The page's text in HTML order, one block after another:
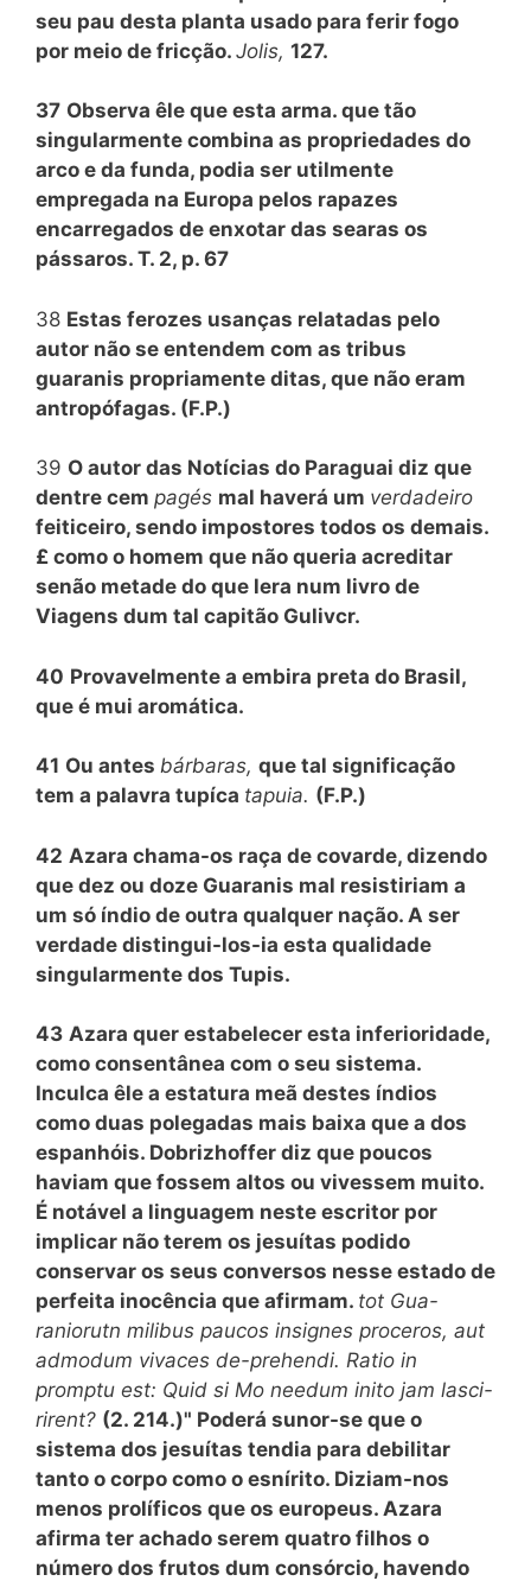
seu pau desta planta usado para ferir fogo
por meio de fricção. Jolis, 127.
37 Observa êle que esta arma. que tão
singularmente combina as propriedades do
arco e da funda, podia ser utilmente
empregada na Europa pelos rapazes
encarregados de enxotar das searas os
pássaros. T. 2, p. 67
38 Estas ferozes usanças relatadas pelo
autor não se entendem com as tribus
guaranis propriamente ditas, que não eram
antropófagas. (F.P.)
39 O autor das Notícias do Paraguai diz que
dentre cem pagés mal haverá um verdadeiro
feiticeiro, sendo impostores todos os demais.
£ como o homem que não queria acreditar
senão metade do que lera num livro de
Viagens dum tal capitão Gulivcr.
40 Provavelmente a embira preta do Brasil,
que é mui aromática.
41 Ou antes bárbaras, que tal significação
tem a palavra tupíca tapuia. (F.P.)
42 Azara chama-os raça de covarde, dizendo
que dez ou doze Guaranis mal resistiriam a
um só índio de outra qualquer nação. A ser
verdade distingui-los-ia esta qualidade
singularmente dos Tupis.
43 Azara quer estabelecer esta inferioridade,
como consentânea com o seu sistema.
Inculca êle a estatura meã destes índios
como duas polegadas mais baixa que a dos
espanhóis. Dobrizhoffer diz que poucos
haviam que fossem altos ou vivessem muito.
É notável a linguagem neste escritor por
implicar não terem os jesuítas podido
conservar os seus conversos nesse estado de
perfeita inocência que afirmam. tot Gua-
raniorutn milibus paucos insignes proceros, aut
admodum vivaces de-prehendi. Ratio in
promptu est: Quid si Mo needum inito jam lasci-
rirent? (2. 214.)" Poderá sunor-se que o
sistema dos jesuítas tendia para debilitar
tanto o corpo como o esnírito. Diziam-nos
menos prolíficos que os europeus. Azara
afirma ter achado serem quatro filhos o
número dos frutos dum consórcio, havendo